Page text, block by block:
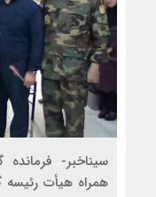
همراه هیأت رئیسه